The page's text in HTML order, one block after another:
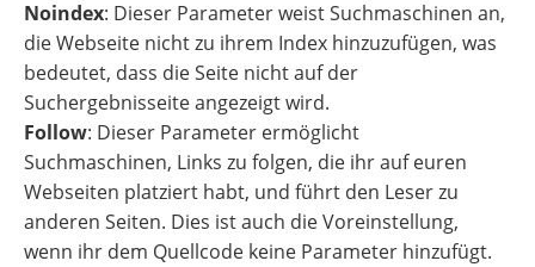
Noindex: Dieser Parameter weist Suchmaschinen an,
die Webseite nicht zu ihrem Index hinzuzufügen, was
bedeutet, dass die Seite nicht auf der
Suchergebnisseite angezeigt wird.
Follow: Dieser Parameter ermöglicht
Suchmaschinen, Links zu folgen, die ihr auf euren
Webseiten platziert habt, und führt den Leser zu
anderen Seiten. Dies ist auch die Voreinstellung,
wenn ihr dem Quellcode keine Parameter hinzufügt.